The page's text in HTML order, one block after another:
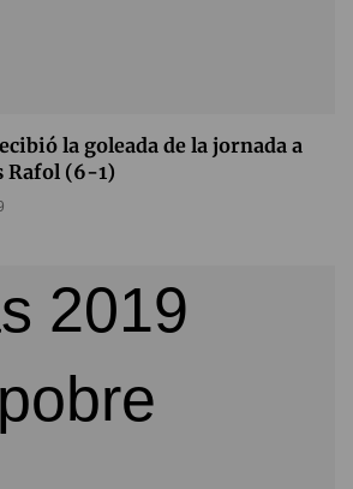
la goleada de la jornada a
Rafol (6-1)